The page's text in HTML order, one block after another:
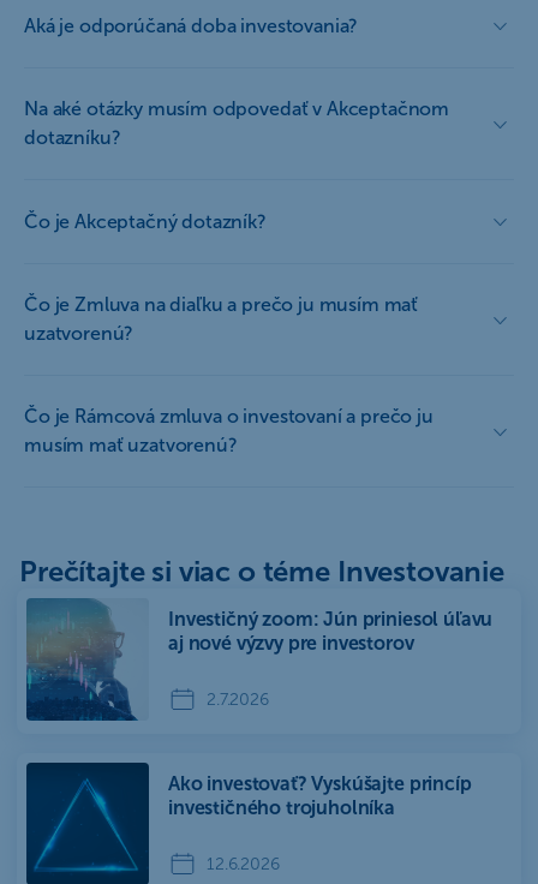
Aká je odporúčaná doba investovania?
Na aké otázky musím odpovedať v Akceptačnom
dotazníku?
Čo je Akceptačný dotazník?
Čo je Zmluva na diaľku a prečo ju musím mať
uzatvorenú?
Čo je Rámcová zmluva o investovaní a prečo ju
musím mať uzatvorenú?
Prečítajte si viac o téme Investovanie
Investičný zoom: Jún priniesol úľavu
aj nové výzvy pre investorov
2.7.2026
Ako investovať? Vyskúšajte princíp
investičného trojuholníka
12.6.2026